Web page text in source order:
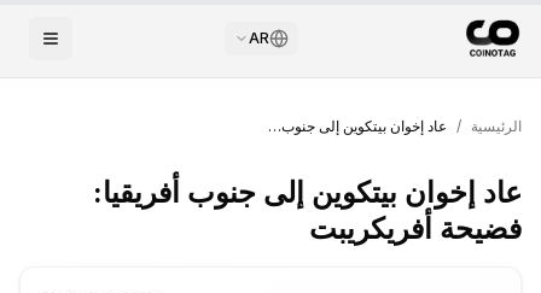
AR
الرئيسية / عاد إخوان بيتكوين إلى جنوب أفريقيا: فضيحة أفريكريبت
عاد إخوان بيتكوين إلى جنوب أفريقيا:
فضيحة أفريكريبت